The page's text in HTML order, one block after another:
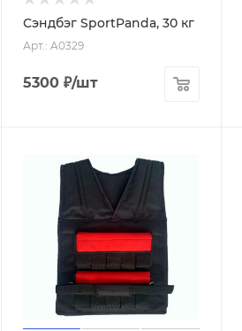
Сэндбэг SportPanda, 30 кг
Арт.: A0329
5300 ₽/шт